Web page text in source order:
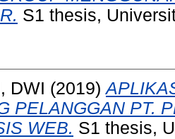
S1 thesis,
DWI (2019)
PELANGGAN PT.
WEB. S1 thesis,